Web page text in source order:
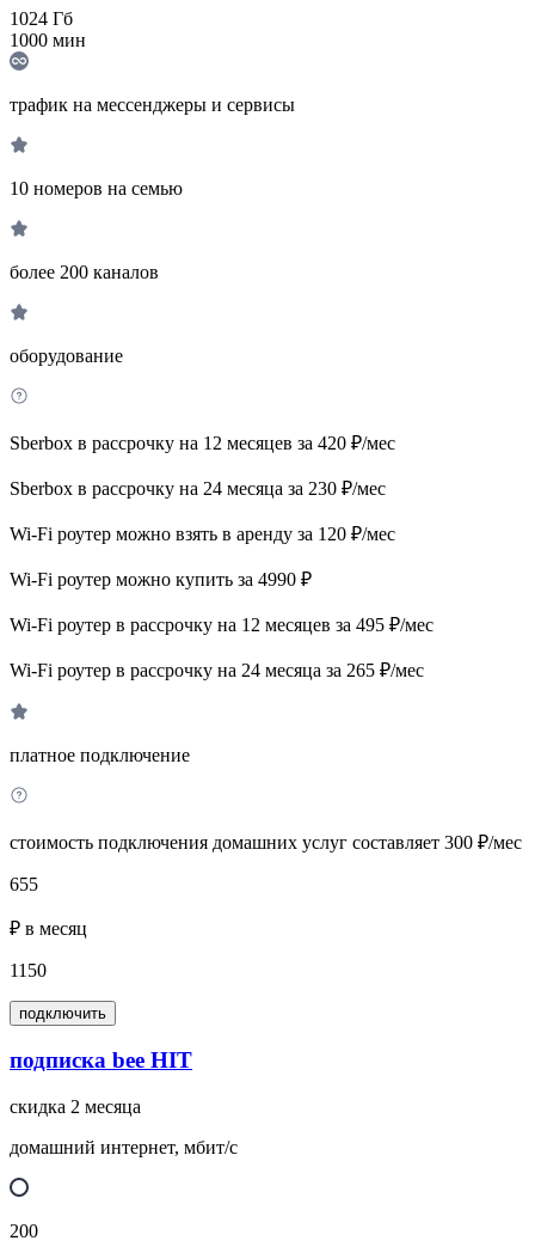
1024 Гб
1000 мин
трафик на мессенджеры и сервисы
10 номеров на семью
более 200 каналов
оборудование
Sberbox в рассрочку на 12 месяцев за 420 ₽/мес
Sberbox в рассрочку на 24 месяца за 230 ₽/мес
Wi-Fi роутер можно взять в аренду за 120 ₽/мес
Wi-Fi роутер можно купить за 4990 ₽
Wi-Fi роутер в рассрочку на 12 месяцев за 495 ₽/мес
Wi-Fi роутер в рассрочку на 24 месяца за 265 ₽/мес
платное подключение
стоимость подключения домашних услуг составляет 300 ₽/мес
655
₽ в месяц
1150
подключить
подписка bee HIT
скидка 2 месяца
домашний интернет, мбит/с
200